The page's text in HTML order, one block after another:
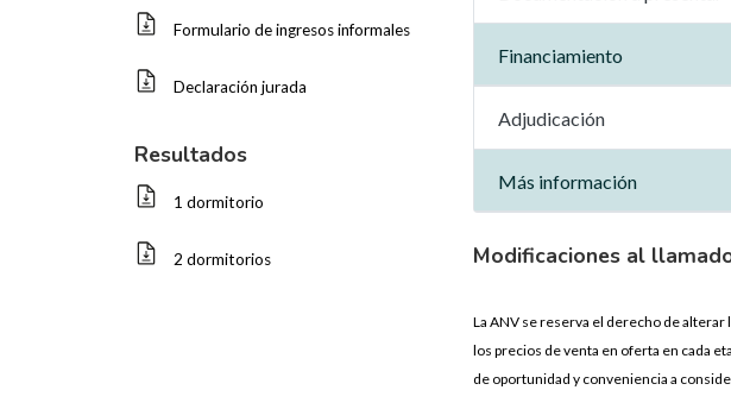
Formulario de ingresos informales
Declaración jurada
Resultados
1 dormitorio
2 dormitorios
Financiamiento
Adjudicación
Más información
Modificaciones al
La ANV se reserva el derecho de
los precios de venta en oferta en cada
de oportunidad y conveniencia a